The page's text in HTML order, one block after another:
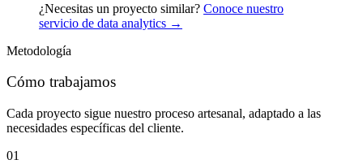
¿Necesitas un proyecto similar? Conoce nuestro
servicio de data analytics →
Metodología
Cómo trabajamos
Cada proyecto sigue nuestro proceso artesanal, adaptado a las
necesidades específicas del cliente.
01